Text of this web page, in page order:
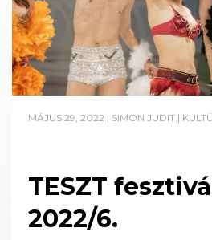
MÁJUS 29, 2022 | SIMON JUDIT |
TESZT
2022/6.